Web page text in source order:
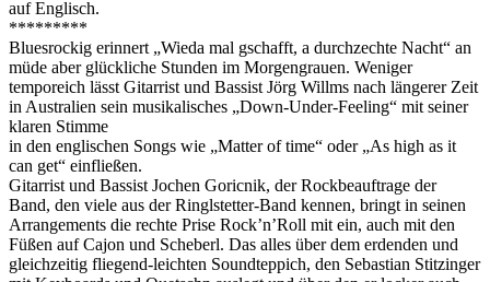
auf Englisch.
*********
Bluesrockig erinnert „Wieda mal gschafft, a durchzechte Nacht“ an
müde aber glückliche Stunden im Morgengrauen. Weniger
temporeich lässt Gitarrist und Bassist Jörg Willms nach längerer Zeit
in Australien sein musikalisches „Down-Under-Feeling“ mit seiner
klaren Stimme
in den englischen Songs wie „Matter of time“ oder „As high as it
can get“ einfließen.
Gitarrist und Bassist Jochen Goricnik, der Rockbeauftrage der
Band, den viele aus der Ringlstetter-Band kennen, bringt in seinen
Arrangements die rechte Prise Rock’n’Roll mit ein, auch mit den
Füßen auf Cajon und Scheberl. Das alles über dem erdenden und
gleichzeitig fliegend-leichten Soundteppich, den Sebastian Stitzinger